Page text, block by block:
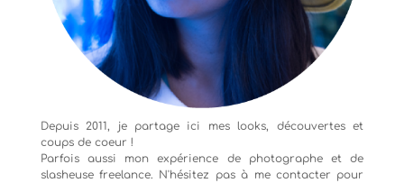
Depuis 2011, je partage ici mes looks, découvertes et
coups de coeur !
Parfois aussi mon expérience de photographeet de
slasheuse freelance. N'hésitez pas à me contacter pour